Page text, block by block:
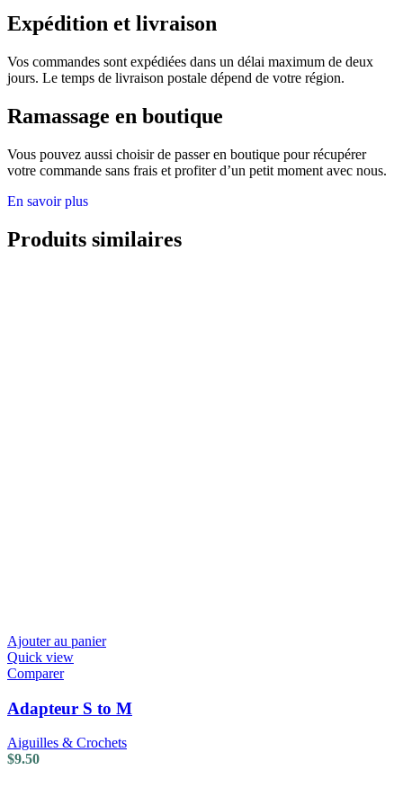
Expédition et livraison
Vos commandes sont expédiées dans un délai maximum de deux
jours. Le temps de livraison postale dépend de votre région.
Ramassage en boutique
Vous pouvez aussi choisir de passer en boutique pour récupérer
votre commande sans frais et profiter d’un petit moment avec nous.
En savoir plus
Produits similaires
Ajouter au panier
Quick view
Comparer
Adapteur S to M
Aiguilles & Crochets
$9.50